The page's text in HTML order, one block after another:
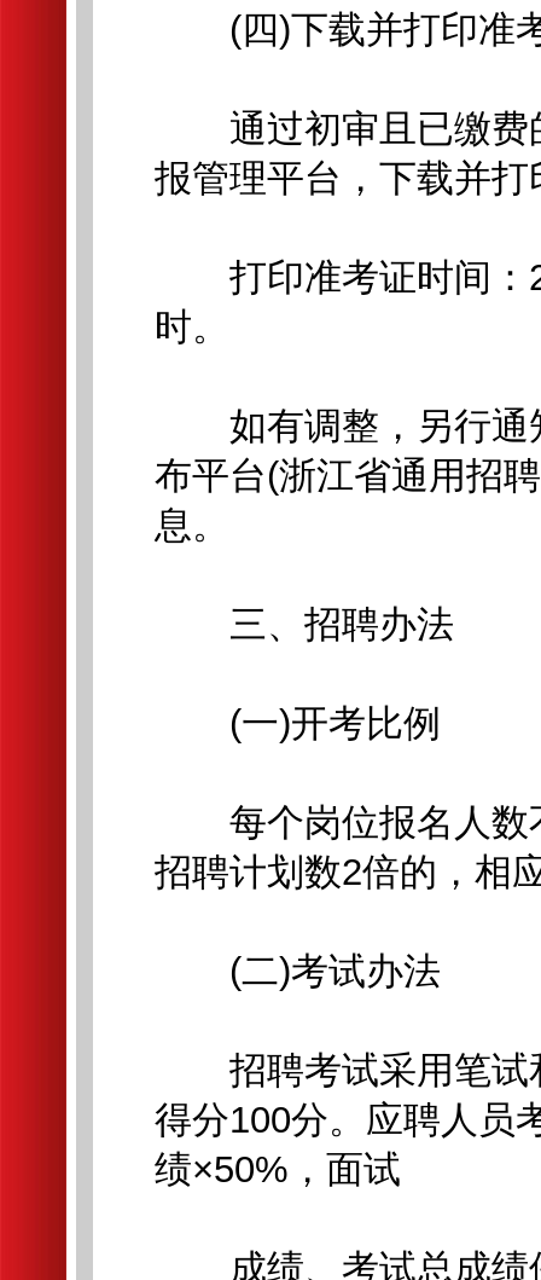
(四)下载并打印准
通过初审且已缴费
报管理平台，下载并
打印准考证时间：
时。
如有调整，另行通
布平台(浙江省通用招
息。
三、招聘办法
(一)开考比例
每个岗位报名人数
招聘计划数2倍的，相
(二)考试办法
招聘考试采用笔试
得分100分。应聘人员
绩×50%，面试
成绩、考试总成绩